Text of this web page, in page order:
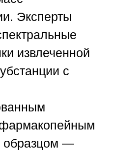
Эксперты
извлеченной
с
образцом —